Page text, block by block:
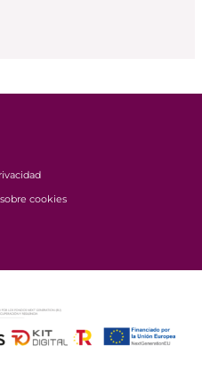
cookies